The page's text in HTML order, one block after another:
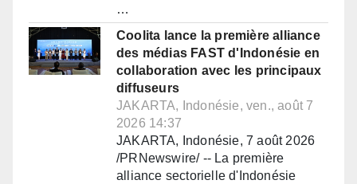
…
Coolita lance la première alliance
des médias FAST d'Indonésie en
collaboration avec les principaux
diffuseurs
JAKARTA, Indonésie, ven., août 7
2026 14:37
JAKARTA, Indonésie, 7 août 2026
/PRNewswire/ -- La première
alliance sectorielle d'Indonésie